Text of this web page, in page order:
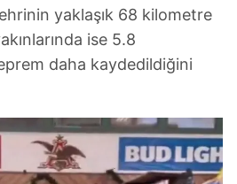
yaklaşık 68 kilometre
ise 5.8
daha kaydedildiğini